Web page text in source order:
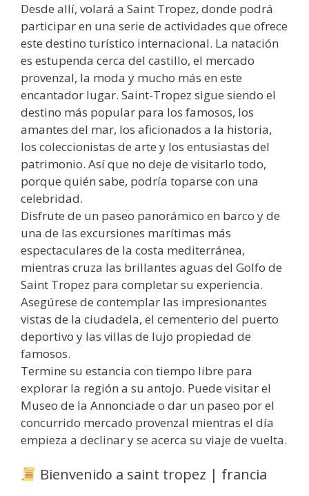
Desde allí, volará a Saint Tropez, donde podrá
participar en una serie de actividades que ofrece
este destino turístico internacional. La natación
es estupenda cerca del castillo, el mercado
provenzal, la moda y mucho más en este
encantador lugar. Saint-Tropez sigue siendo el
destino más popular para los famosos, los
amantes del mar, los aficionados a la historia,
los coleccionistas de arte y los entusiastas del
patrimonio. Así que no deje de visitarlo todo,
porque quién sabe, podría toparse con una
celebridad.
Disfrute de un paseo panorámico en barco y de
una de las excursiones marítimas más
espectaculares de la costa mediterránea,
mientras cruza las brillantes aguas del Golfo de
Saint Tropez para completar su experiencia.
Asegúrese de contemplar las impresionantes
vistas de la ciudadela, el cementerio del puerto
deportivo y las villas de lujo propiedad de
famosos.
Termine su estancia con tiempo libre para
explorar la región a su antojo. Puede visitar el
Museo de la Annonciade o dar un paseo por el
concurrido mercado provenzal mientras el día
empieza a declinar y se acerca su viaje de vuelta.
Bienvenido a saint tropez | francia